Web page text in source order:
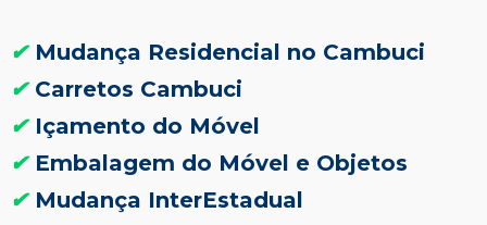
✔Mudança Residencial no Cambuci
✔Carretos Cambuci
✔Içamento do Móvel
✔Embalagem do Móvel e Objetos
✔Mudança InterEstadual